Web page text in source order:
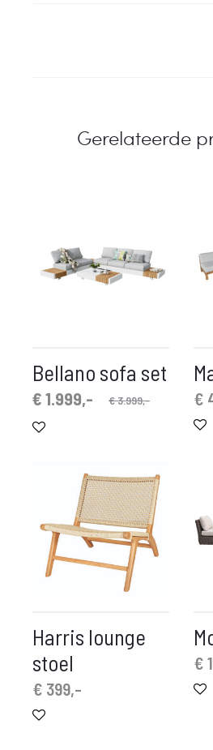
Gerelateerde
Bellano sofa set
€3.999,-
€ 3.999,-.
€1.999,-
prijs
€
Harris lounge
stoel
€ 399,-
€